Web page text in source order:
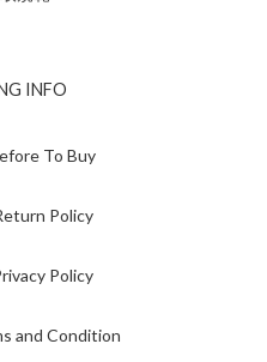
INFO
To Buy
Policy
Policy
and Condition